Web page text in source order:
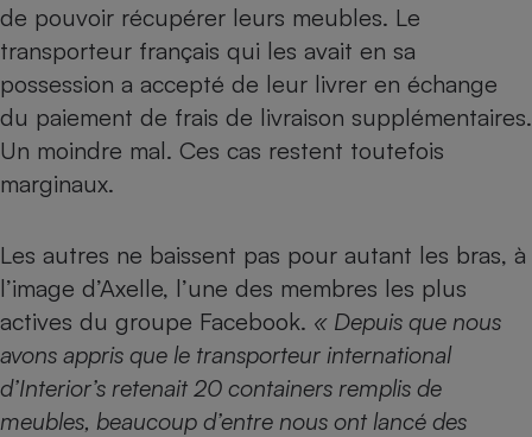
de pouvoir récupérer leurs meubles. Le
transporteur français qui les avait en sa
possession a accepté de leur livrer en échange
du paiement de frais de livraison supplémentaires.
Un moindre mal. Ces cas restent toutefois
marginaux.
Les autres ne baissent pas pour autant les bras, à
l’image d’Axelle, l’une des membres les plus
actives du groupe Facebook. « Depuis que nous
avons appris que le transporteur international
d’Interior’s retenait 20 containers remplis de
meubles, beaucoup d’entre nous ont lancé des